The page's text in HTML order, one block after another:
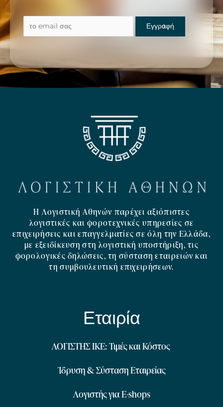
Η Λογιστική Αθηνών παρέχει αξιόπιστες
λογιστικές και φοροτεχνικές υπηρεσίες σε
επιχειρήσεις και επαγγελματίες σε όλη την Ελλάδα,
με εξειδίκευση στη λογιστική υποστήριξη, τις
φορολογικές δηλώσεις, τη σύσταση εταιρειών και
τη συμβουλευτική επιχειρήσεων.
Εταιρία
ΛΟΓΙΣΤΗΣ ΙΚΕ: Τιμές και Κόστος
Ίδρυση & Σύσταση Εταιρείας
Λογιστής για E-shops